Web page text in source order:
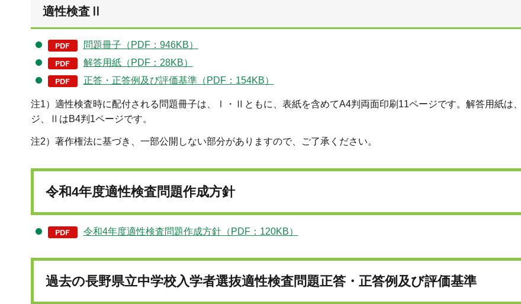
適性検査Ⅱ
問題冊子（PDF：946KB）
解答用紙（PDF：28KB）
正答・正答例及び評価基準（PDF：154KB）
注1）適性検査時に配付される問題冊子は、Ⅰ・Ⅱともに、表紙を含めてA4判両面印刷11ページです。解答用紙は
ジ、ⅡはB4判1ページです。
注2）著作権法に基づき、一部公開しない部分がありますので、ご了承ください。
令和4年度適性検査問題作成方針
令和4年度適性検査問題作成方針（PDF：120KB）
過去の長野県立中学校入学者選抜適性検査問題正答・正答例及び評価基準